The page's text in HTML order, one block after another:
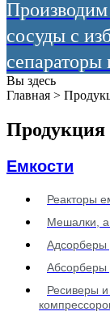
сосуды с
сепараторы
Вы здесь
Главная >
Продукция
Емкости
Реакторы
Мешалки,
Адсорберы
Абсорберы
Ресиверы и